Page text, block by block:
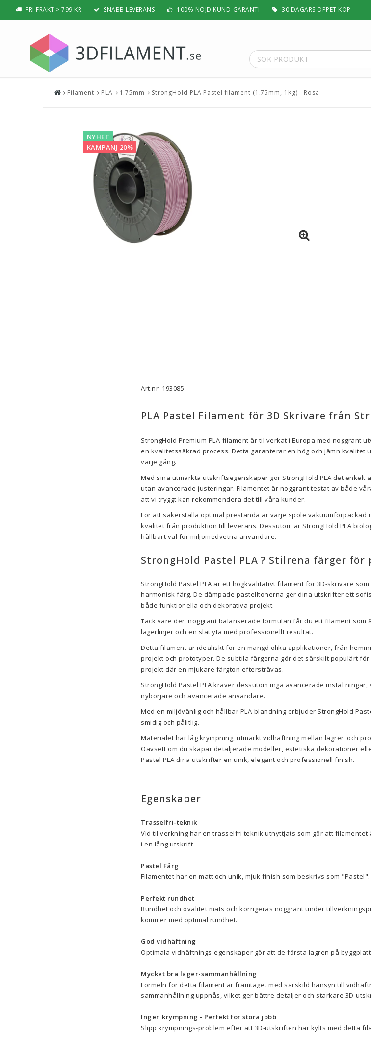
FRI FRAKT > 799 KR SNABB LEVERANS 100% NÖJD KUND-GARANTI 30 DAGARS ÖPPET KÖP
NYBÖRJAR-GUIDE
BÄST 3D-SKRIVARE 2026
PETG
TPU / TPE
HIPS / PVA / ASA
Nylon
Trä,
Flex &
3D-Skrivare — Tillbehör
Water
Filament PLA 1.75mm StrongHold PLA Pastel filament (1.75mm, 1Kg) - Rosa
NYHET
KAMPANJ 20%
Art.nr: 193085
PLA Pastel Filament för 3D Skrivare från
StrongHold Premium PLA-filament är tillverkat i Europa med noggrant
en kvalitetssäkrad process. Detta garanterar en hög och jämn
varje gång.
Med sina utmärkta utskriftsegenskaper gör StrongHold PLA det enkelt
utan avancerade justeringar. Filamentet är noggrant testat av både
att vi tryggt kan rekommendera det till våra kunder.
För att säkerställa optimal prestanda är varje spole
kvalitet från produktion till leverans. Dessutom är StrongHold PLA
hållbart val för miljömedvetna användare.
StrongHold Pastel PLA ? Stilrena färger
StrongHold Pastel PLA är ett högkvalitativt filament för 3D-skrivare
harmonisk färg. De dämpade pastelltonerna ger dina utskrifter ett
både funktionella och dekorativa projekt.
Tack vare den noggrant balanserade formulan får du ett filament som
lagerlinjer och en slät yta med professionellt resultat.
Detta filament är idealiskt för en mängd olika applikationer, från
projekt och prototyper. De subtila färgerna gör det särskilt populärt
projekt där en mjukare färgton eftersträvas.
StrongHold Pastel PLA kräver dessutom inga avancerade
nybörjare och avancerade användare.
Med en miljövänlig och hållbar PLA-blandning erbjuder StrongHold
smidig och pålitlig.
Materialet har låg krympning, utmärkt vidhäftning mellan lagren och
Oavsett om du skapar detaljerade modeller, estetiska dekorationer
Pastel PLA dina utskrifter en unik, elegant och professionell finish.
Egenskaper
Trasselfri-teknik
Vid tillverkning har en trasselfri teknik utnyttjats som gör att
i en lång utskrift.
Pastel Färg
Filamentet har en matt och unik, mjuk finish som beskrivs som "Pastel".
Perfekt rundhet
Rundhet och ovalitet mäts och korrigeras noggrant under
kommer med optimal rundhet.
God vidhäftning
Optimala vidhäftnings-egenskaper gör att de första lagren på
Mycket bra lager-sammanhållning
Formeln för detta filament är framtaget med särskild hänsyn till
sammanhållning uppnås, vilket ger bättre detaljer och starkare 3D-
Ingen krympning - Perfekt för stora jobb
Slipp krympnings-problem efter att 3D-utskriften har kylts med detta